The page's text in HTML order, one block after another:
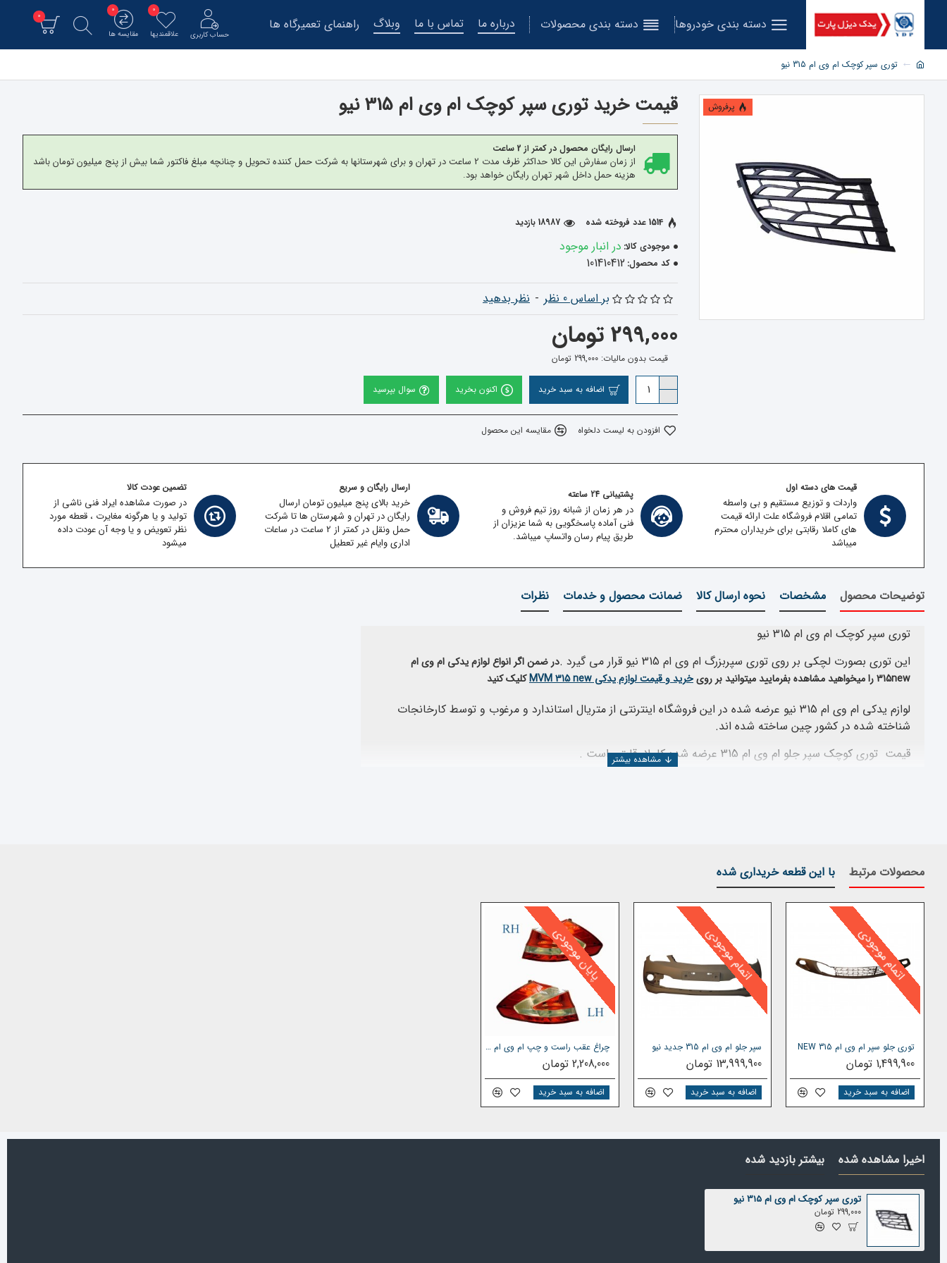
دسته بندی خودروها دسته بندی محصولات درباره ما تماس با ما وبلاگ راهنمای تعمیرگاه ها
حساب کاربری علاقمندیها
0
مقایسه ها
0
0
توری سپر کوچک ام وی ام 315 نیو
پرفروش قیمت خرید توری سپر کوچک ام وی ام 315 نیو
ارسال رایگان محصول در کمتر از 2 ساعت
از زمان سفارش این کالا حداکثر ظرف مدت 2 ساعت در تهران و برای شهرستانها به شرکت حمل کننده تحویل و چنانچه مبلغ فاکتور شما بیش از پنج میلیون تومان باشد
هزینه حمل داخل شهر تهران رایگان خواهد بود.
موجودی کالا: در انبار موجود
کد محصول: 101410412
1514 عدد فروخته شده 18987 بازدید
بر اساس 0 نظر - نظر بدهید
299,000 تومان
قیمت بدون مالیات: 299,000 تومان
اضافه به سبد خرید اکنون بخرید سوال بپرسید
افزودن به لیست دلخواه مقایسه این محصول
قیمت های دسته اول
واردات و توزیع مستقیم و بی واسطه
تمامی اقلام فروشگاه علت ارائه قیمت
های کاملا رقابتی برای خریداران محترم
میباشد
پشتیبانی 24 ساعته
در هر زمان از شبانه روز تیم فروش و
فنی آماده پاسخگویی به شما عزیزان از
طریق پیام رسان واتساپ میباشد.
ارسال رایگان و سریع
خرید بالای پنج میلیون تومان ارسال
رایگان در تهران و شهرستان ها تا شرکت
حمل ونقل در کمتر از 2 ساعت در ساعات
اداری وایام غیر تعطیل
تضمین عودت کالا
در صورت مشاهده ایراد فنی ناشی از
تولید و یا هرگونه مغایرت ، قعطه مورد
نظر تعویض و یا وجه آن عودت داده
میشود
توضیحات محصول مشخصات نحوه ارسال کالا ضمانت محصول و خدمات نظرات
توری سپر کوچک ام وی ام 315 نیو
این توری بصورت لچکی بر روی توری سپربزرگ ام وی ام 315 نیو قرار می گیرد .
در ضمن اگر انواع لوازم یدکی ام وی ام
315new را میخواهید مشاهده بفرمایید میتوانید بر روی
خرید و قیمت لوازم یدکیMVM 315 newکلیک کنید
لوازم یدکی ام وی ام 315 نیو عرضه شده در این فروشگاه اینترنتی از متریال استاندارد و مرغوب و توسط کارخانجات
شناخته شده در کشور چین ساخته شده اند.
قیمت توری کوچک سپر جلو ام وی ام 315 عرضه شده کاملا رقابتی است .
محصولات مرتبط با این قطعه خریداری شده
اتمام موجودی
توری جلو سپر ام وی ام 315 NEW
1,499,900 تومان
اضافه به سبد خرید
اتمام موجودی
سپر جلو ام وی ام 315 جدید نیو
13,999,900 تومان
اضافه به سبد خرید
پایان موجودی
چراغ عقب راست و چپ ام وی ام 315 جدید نیو
2,208,000 تومان
اضافه به سبد خرید
اخیرا مشاهده شده بیشتر بازدید شده
توری سپر کوچک ام وی ام 315 نیو
299,000 تومان